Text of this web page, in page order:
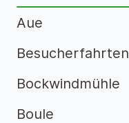
Aue
Besucherfahrten
Bockwindmühle
Boule